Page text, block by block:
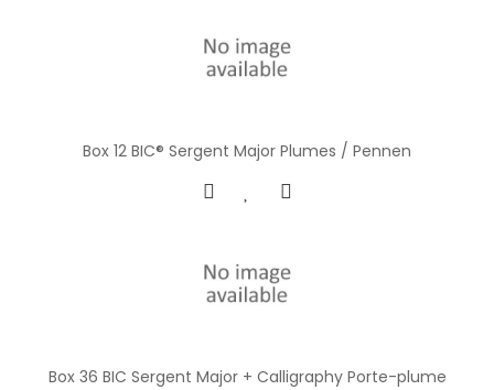
Box 12 BIC® Sergent Major Plumes / Pennen
Box 36 BIC Sergent Major + Calligraphy Porte-plume